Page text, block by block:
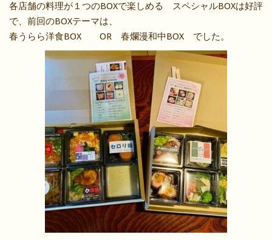
各店舗の料理が１つのBOXで楽しめる スペシャルBOXは好評
で、前回のBOXテーマは、
春うらら洋食BOX OR 春爛漫和中BOX でした。